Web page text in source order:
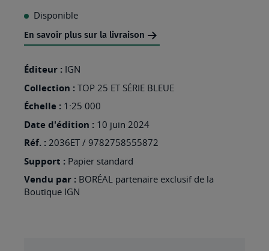
CANÉDA
Disponible
En savoir plus sur la livraison
Éditeur : IGN
Collection : TOP 25 ET SÉRIE BLEUE
Échelle : 1:25 000
Date d'édition : 10 juin 2024
Réf. : 2036ET / 9782758555872
Support : Papier standard
Vendu par : BORÉAL partenaire exclusif de la
Boutique IGN